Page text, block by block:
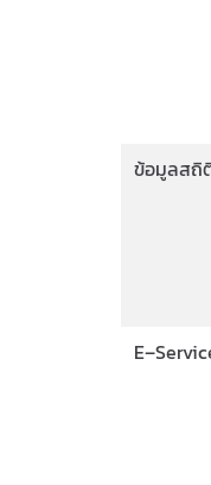
ข้อมูลสถิ